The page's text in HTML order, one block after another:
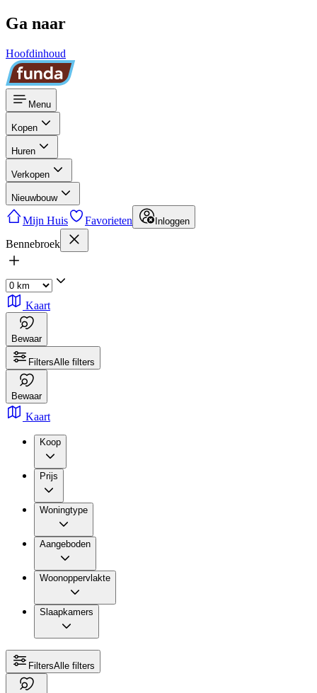
Ga naar
Hoofdinhoud
Menu
Kopen
Huren
Verkopen
Nieuwbouw
Mijn Huis Favorieten Inloggen
Bennebroek
Kaart
Bewaar
FiltersAlle filters
Bewaar
Kaart
Koop
Prijs
Woningtype
Aangeboden
Woonoppervlakte
Slaapkamers
FiltersAlle filters